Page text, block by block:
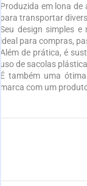
Produzida em lona de
para transportar
Seu design simples
ideal para compras,
Além de prática, é
uso de sacolas
É também uma
marca com um